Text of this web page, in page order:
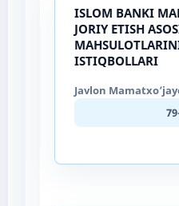
ISLOM BANKI
JORIY ETISH
ISTIQBOLLARI
Javlon